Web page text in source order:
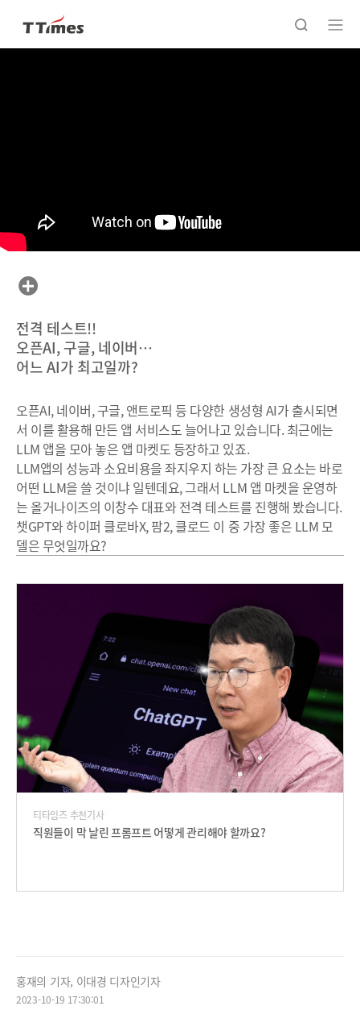
전격 테스트!!
오픈AI, 구글, 네이버…
어느 AI가 최고일까?
오픈AI, 네이버, 구글, 앤트로픽 등 다양한 생성형 AI가 출시되면
서 이를 활용해 만든 앱 서비스도 늘어나고 있습니다. 최근에는
LLM 앱을 모아 놓은 앱 마켓도 등장하고 있죠.
LLM앱의 성능과 소요비용을 좌지우지 하는 가장 큰 요소는 바로
어떤 LLM을 쓸 것이냐 일텐데요, 그래서 LLM 앱 마켓을 운영하
는 올거나이즈의 이창수 대표와 전격 테스트를 진행해 봤습니다.
챗GPT와 하이퍼 클로바X, 팜2, 클로드 이 중 가장 좋은 LLM 모
델은 무엇일까요?
티타임즈 추천기사
직원들이 막 날린 프롬프트 어떻게 관리해야 할까요?
홍재의 기자, 이대경 디자인기자
2023-10-19 17:30:01